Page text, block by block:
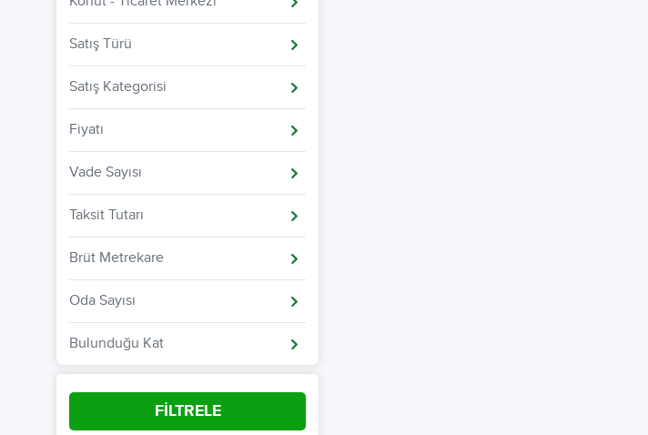
Satış Türü
Satış Kategorisi
Fiyatı
Vade Sayısı
Taksit Tutarı
Brüt Metrekare
Oda Sayısı
Bulunduğu Kat
FİLTRELE